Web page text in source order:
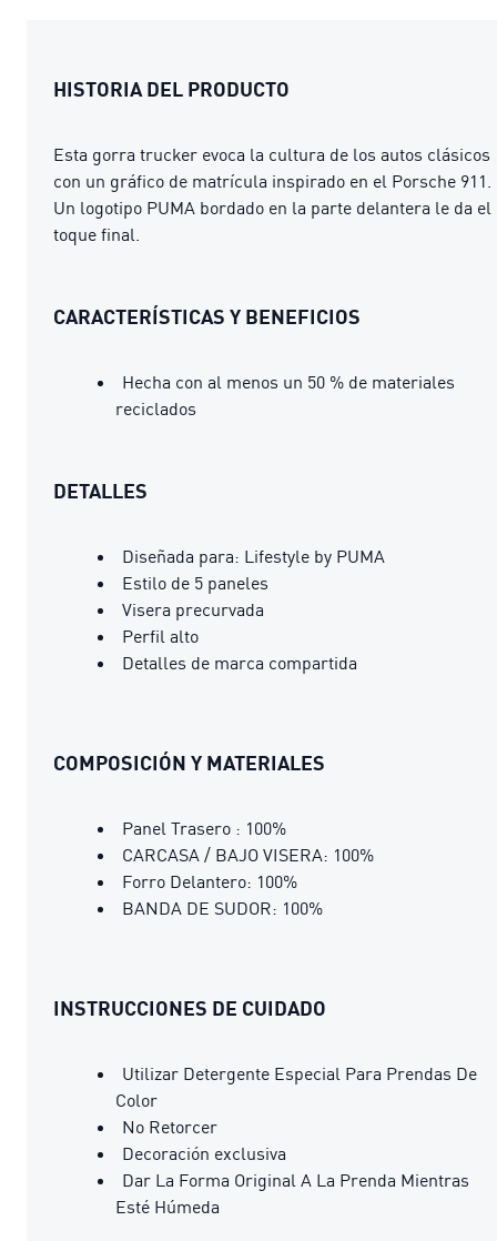
HISTORIA DEL PRODUCTO
Esta gorra trucker evoca la cultura de los autos clásicos
con un gráfico de matrícula inspirado en el Porsche 911.
Un logotipo PUMA bordado en la parte delantera le da el
toque final.
CARACTERÍSTICAS Y BENEFICIOS
Hecha con al menos un 50 % de materiales
reciclados
DETALLES
Diseñada para: Lifestyle by PUMA
Estilo de 5 paneles
Visera precurvada
Perfil alto
Detalles de marca compartida
COMPOSICIÓN Y MATERIALES
Panel Trasero : 100%
CARCASA / BAJO VISERA: 100%
Forro Delantero: 100%
BANDA DE SUDOR: 100%
INSTRUCCIONES DE CUIDADO
Utilizar Detergente Especial Para Prendas De
Color
No Retorcer
Decoración exclusiva
Dar La Forma Original A La Prenda Mientras
Esté Húmeda